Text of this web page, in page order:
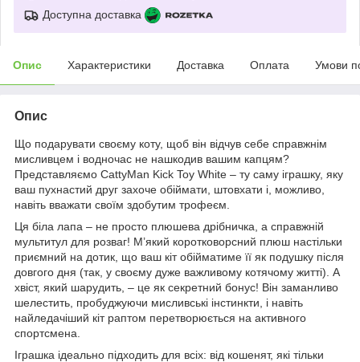
Доступна доставка
Опис Характеристики Доставка Оплата Умови
Опис
Що подарувати своєму коту, щоб він відчув себе справжнім
мисливцем і водночас не нашкодив вашим капцям?
Представляємо CattyMan Kick Toy White – ту саму іграшку, яку
ваш пухнастий друг захоче обіймати, штовхати і, можливо,
навіть вважати своїм здобутим трофеєм.
Ця біла лапа – не просто плюшева дрібничка, а справжній
мультитул для розваг! М’який коротковорсний плюш настільки
приємний на дотик, що ваш кіт обійматиме її як подушку після
довгого дня (так, у своєму дуже важливому котячому житті). А
хвіст, який шарудить, – це як секретний бонус! Він заманливо
шелестить, пробуджуючи мисливські інстинкти, і навіть
найледачіший кіт раптом перетворюється на активного
спортсмена.
Іграшка ідеально підходить для всіх: від кошенят, які тільки